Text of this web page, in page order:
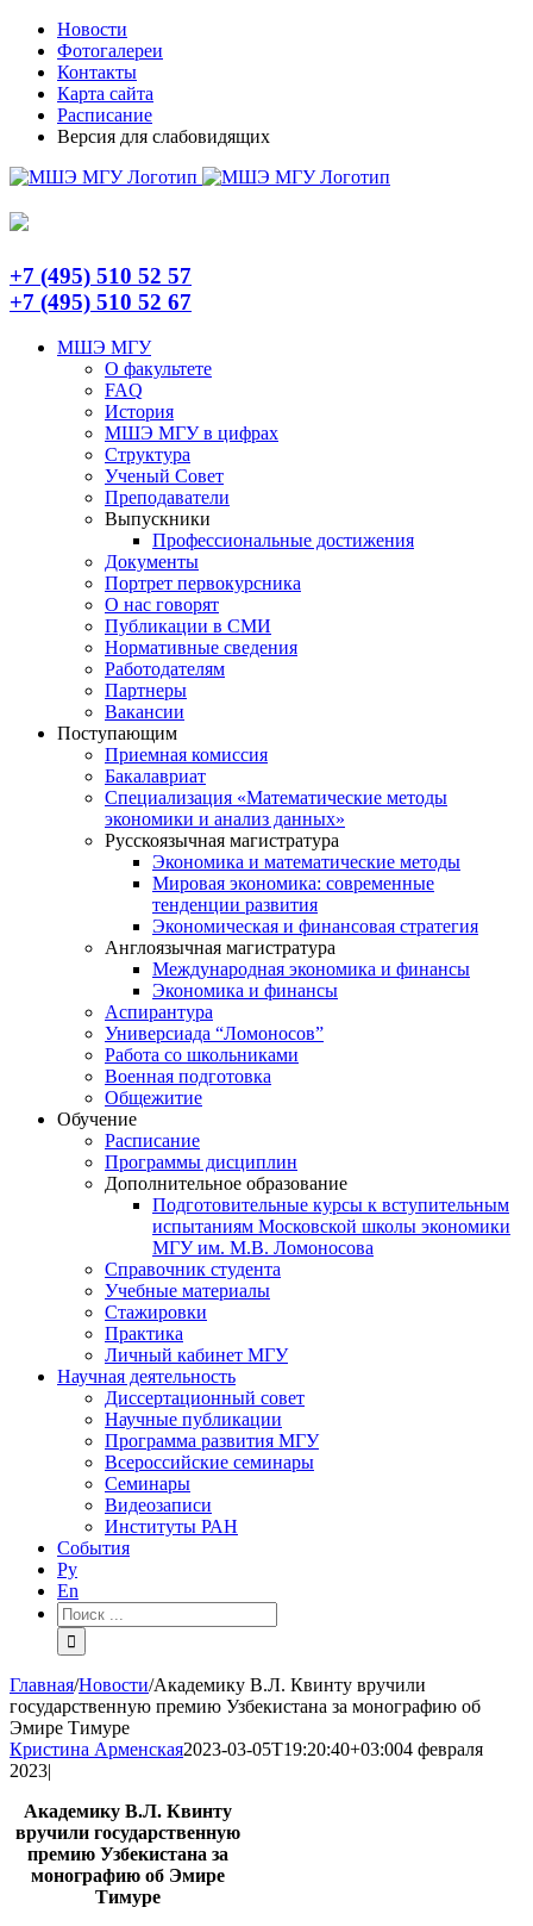
Skip
content
TelegramНовости
Фотогалереи
Контакты
Карта сайта
Расписание
Версия для слабовидящих
+7 (495) 510 52 57
+7 (495) 510 52 67
МШЭ МГУ
О факультете
FAQ
История
МШЭ МГУ в цифрах
Структура
Ученый Совет
Преподаватели
Выпускники
Профессиональные достижения
Документы
Портрет первокурсника
О нас говорят
Публикации в СМИ
Нормативные сведения
Работодателям
Партнеры
Вакансии
Поступающим
Приемная комиссия
Бакалавриат
Специализация «Математические методы
экономики и анализ данных»
Русскоязычная магистратура
Экономика и математические методы
Мировая экономика: современные
тенденции развития
Экономическая и финансовая стратегия
Англоязычная магистратура
Международная экономика и финансы
Экономика и финансы
Аспирантура
Универсиада “Ломоносов”
Работа со школьниками
Военная подготовка
Общежитие
Обучение
Расписание
Программы дисциплин
Дополнительное образование
Подготовительные курсы к вступительным
испытаниям Московской школы экономики
МГУ им. М.В. Ломоносова
Справочник студента
Учебные материалы
Стажировки
Практика
Личный кабинет МГУ
Научная деятельность
Диссертационный совет
Научные публикации
Программа развития МГУ
Всероссийские семинары
Семинары
Видеозаписи
Институты РАН
События
Ру
En
Результат
поиска:
Главная/Новости/Академику В.Л. Квинту вручили
государственную премию Узбекистана за монографию об
Эмире Тимуре
Кристина Арменская2023-03-05T19:20:40+03:004 февраля
2023|
Академику В.Л. Квинту
вручили государственную
премию Узбекистана за
монографию об Эмире
Тимуре